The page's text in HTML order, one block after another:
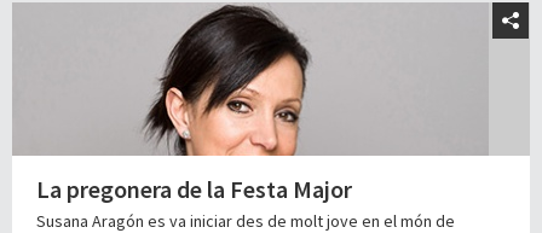
La pregonera de la Festa Major
Susana Aragón es va iniciar des de molt jove en el món de